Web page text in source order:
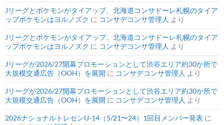
Jリーグとポケモンがタイアップ、北海道コンサドーレ札幌のタイア
ップポケモンはヨルノズク に コンサデコンサ管理人 より
Jリーグとポケモンがタイアップ、北海道コンサドーレ札幌のタイア
ップポケモンはヨルノズク に コンサデコンサ管理人 より
Jリーグが2026/27開幕プロモーションとして渋谷エリア約30か所で
大規模交通広告（OOH）を展開 に コンサデコンサ管理人 より
Jリーグが2026/27開幕プロモーションとして渋谷エリア約30か所で
大規模交通広告（OOH）を展開 に コンサデコンサ管理人 より
2026ナショナルトレセンU-14（5/21〜24）1回目メンバー発表 に